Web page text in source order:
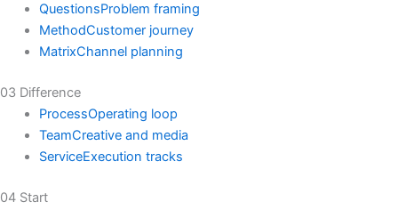
QuestionsProblem framing
MethodCustomer journey
MatrixChannel planning
03 Difference
ProcessOperating loop
TeamCreative and media
ServiceExecution tracks
04 Start